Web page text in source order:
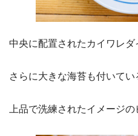
中央に配置されたカイワレダ
さらに大きな海苔も付いてい
上品で洗練されたイメージの